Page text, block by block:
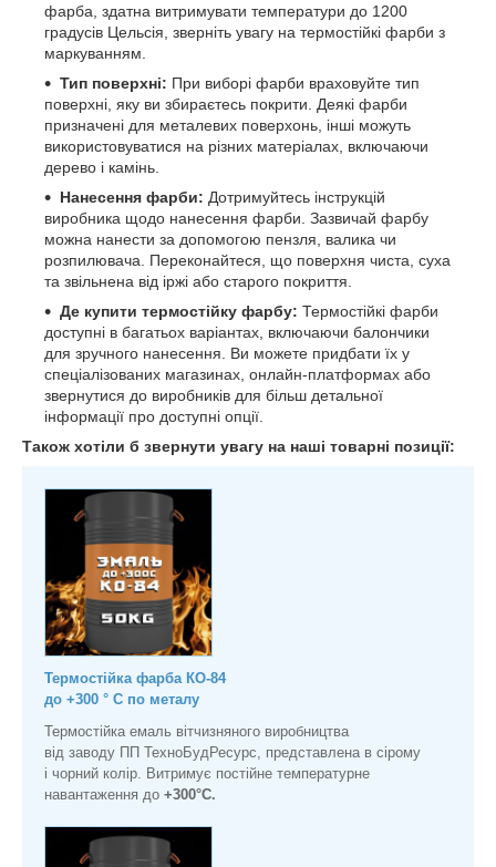
фарба, здатна витримувати температури до 1200
градусів Цельсія, зверніть увагу на термостійкі фарби з
маркуванням.
Тип поверхні: При виборі фарби враховуйте тип
поверхні, яку ви збираєтесь покрити. Деякі фарби
призначені для металевих поверхонь, інші можуть
використовуватися на різних матеріалах, включаючи
дерево і камінь.
Нанесення фарби: Дотримуйтесь інструкцій
виробника щодо нанесення фарби. Зазвичай фарбу
можна нанести за допомогою пензля, валика чи
розпилювача. Переконайтеся, що поверхня чиста, суха
та звільнена від іржі або старого покриття.
Де купити термостійку фарбу: Термостійкі фарби
доступні в багатьох варіантах, включаючи балончики
для зручного нанесення. Ви можете придбати їх у
спеціалізованих магазинах, онлайн-платформах або
звернутися до виробників для більш детальної
інформації про доступні опції.
Також хотіли б звернути увагу на наші товарні позиції:
Термостійка фарба КО-84
до +300 ° С по металу
Термостійка емаль вітчизняного виробництва
від заводу ПП ТехноБудРесурс, представлена в сірому
і чорний колір. Витримує постійне температурне
навантаження до +300°С.